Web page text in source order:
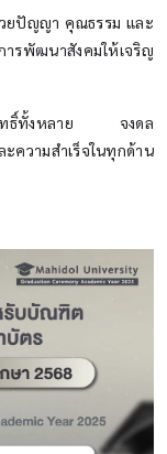
ยปัญญา คุณธรรม และ
พัฒนาสังคมให้เจริญ
สิทธิ์ทั้งหลาย จงดล
ความสำเร็จในทุกด้าน